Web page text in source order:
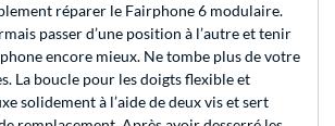
réparer le Fairphone 6 modulaire.
passer d’une position à l’autre et tenir
encore mieux. Ne tombe plus de votre
La boucle pour les doigts flexible et
solidement à l’aide de deux vis et sert